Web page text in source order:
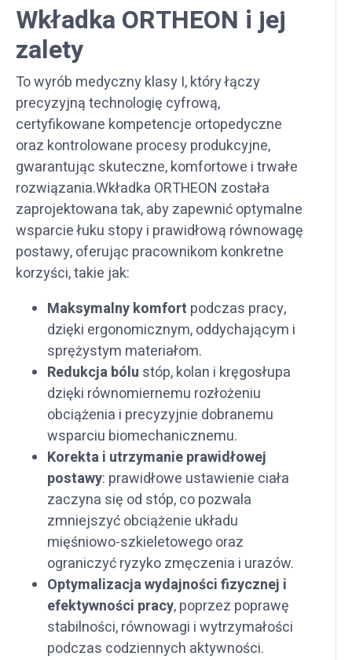
Wkładka ORTHEON i jej
zalety
To wyrób medyczny klasy I, który łączy
precyzyjną technologię cyfrową,
certyfikowane kompetencje ortopedyczne
oraz kontrolowane procesy produkcyjne,
gwarantując skuteczne, komfortowe i trwałe
rozwiązania.Wkładka ORTHEON została
zaprojektowana tak, aby zapewnić optymalne
wsparcie łuku stopy i prawidłową równowagę
postawy, oferując pracownikom konkretne
korzyści, takie jak:
Maksymalny komfort podczas pracy,
dzięki ergonomicznym, oddychającym i
sprężystym materiałom.
Redukcja bólu stóp, kolan i kręgosłupa
dzięki równomiernemu rozłożeniu
obciążenia i precyzyjnie dobranemu
wsparciu biomechanicznemu.
Korekta i utrzymanie prawidłowej
postawy: prawidłowe ustawienie ciała
zaczyna się od stóp, co pozwala
zmniejszyć obciążenie układu
mięśniowo-szkieletowego oraz
ograniczyć ryzyko zmęczenia i urazów.
Optymalizacja wydajnościfizycznej i
efektywności pracy, poprzez poprawę
stabilności, równowagi i wytrzymałości
podczas codziennych aktywności.